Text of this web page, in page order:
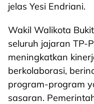
jelas Yesi Endriani.
Wakil Walikota
seluruh jajaran TP-
meningkatkan
berkolaborasi,
program-program
sasaran.